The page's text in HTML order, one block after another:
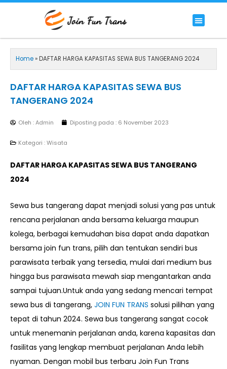
Menu
Home»DAFTAR HARGA KAPASITAS SEWA BUS TANGERANG 2024
DAFTAR HARGA KAPASITAS SEWA BUS
TANGERANG 2024
Oleh : Admin Diposting pada : 6 November 2023
Kategori :Wisata
DAFTAR HARGA KAPASITAS SEWA BUS TANGERANG
2024
Sewa bus tangerang dapat menjadi solusi yang pas untuk
rencana perjalanan anda bersama keluarga maupun
kolega, berbagai kemudahan bisa dapat anda dapatkan
bersama join fun trans, pilih dan tentukan sendiri bus
parawisata terbaik yang tersedia, mulai dari medium bus
hingga bus parawisata mewah siap mengantarkan anda
sampai tujuan.Untuk anda yang sedang mencari tempat
sewa bus di tangerang, JOIN FUN TRANS solusi pilihan yang
tepat di tahun 2024. Sewa bus tangerang sangat cocok
untuk menemanin perjalanan anda, karena kapasitas dan
fasilitas yang lengkap membuat perjalanan Anda lebih
nyaman. Dengan mobil bus terbaru Join Fun Trans